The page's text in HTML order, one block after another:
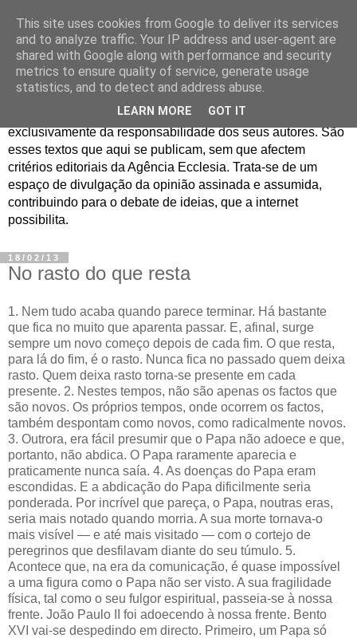
Jornal de Opinião
São muitos os textos enviados para a Agência Ecclesia com
pedido de publicação. De diferentes personalidades e
contextos sociais e eclesiais, o seu conteúdo é
exclusivamente da responsabilidade dos seus autores. São
esses textos que aqui se publicam, sem que afectem
critérios editoriais da Agência Ecclesia. Trata-se de um
espaço de divulgação da opinião assinada e assumida,
contribuindo para o debate de ideias, que a internet
possibilita.
18/02/13
No rasto do que resta
1. Nem tudo acaba quando parece terminar. Há bastante
que fica no muito que aparenta passar. E, afinal, surge
sempre um novo começo depois de cada fim. O que resta,
para lá do fim, é o rasto. Nunca fica no passado quem deixa
rasto. Quem deixa rasto torna-se presente em cada
presente. 2. Nestes tempos, não são apenas os factos que
são novos. Os próprios tempos, onde ocorrem os factos,
também despontam como novos, como radicalmente novos.
3. Outrora, era fácil presumir que o Papa não adoece e que,
portanto, não abdica. O Papa raramente aparecia e
praticamente nunca saía. 4. As doenças do Papa eram
escondidas. E a abdicação do Papa dificilmente seria
ponderada. Por incrível que pareça, o Papa, noutras eras,
seria mais notado quando morria. A sua morte tornava-o
mais visível — e até mais visitado — com o cortejo de
peregrinos que desfilavam diante do seu túmulo. 5.
Acontece que, na era da comunicação, é quase impossível
a uma figura como o Papa não ser visto. A sua fragilidade
física, tal como o seu fulgor espiritual, passeia-se à nossa
frente. João Paulo II foi adoecendo à nossa frente. Bento
XVI vai-se despedindo em directo. Primeiro, um Papa só
This site uses cookies from Google to deliver its services
and to analyze traffic. Your IP address and user-agent are
shared with Google along with performance and security
metrics to ensure quality of service, generate usage
statistics, and to detect and address abuse.
LEARN MORE GOT IT